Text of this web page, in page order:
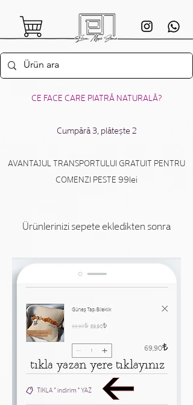
CE FACE CARE PIATRĂ NATURALĂ?
Cumpără 3, plătește 2
AVANTAJUL TRANSPORTULUI GRATUIT PENTRU
COMENZI PESTE 99lei
Ürünlerinizi sepete ekledikten sonra